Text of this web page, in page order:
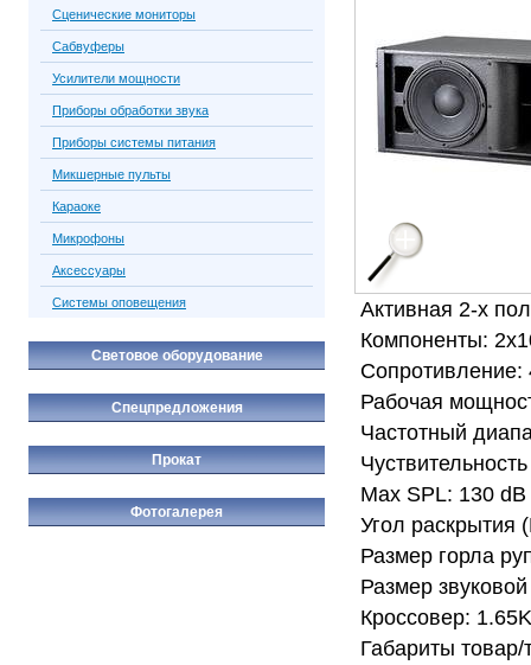
Активная 2-х
Компоненты:
Рабочая
Частотный
Max SPL: 130 dB
Угол раскрытия
Размер горла
Размер
Кроссовер:
Габариты
Сценические мониторы
Сабвуферы
Усилители мощности
Приборы обработки звука
Приборы системы питания
Микшерные пульты
Караоке
Микрофоны
Аксессуары
Системы оповещения
Световое оборудование
Спецпредложения
Прокат
Фотогалерея